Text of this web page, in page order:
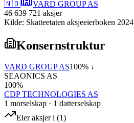
🇳🇴
VARD GROUP AS
46 639 721 aksjer
Kilde: Skatteetaten aksjeeierboken 2024
Konsernstruktur
VARD GROUP AS100% ↓
SEAONICS AS
100%
CDP TECHNOLOGIES AS
1 morselskap · 1 datterselskap
Eier aksjer i (1)